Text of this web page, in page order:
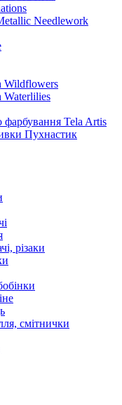
Needlework
Wildflowers
Waterlilies
фарбування Tela Artis
Пухнастик
різаки
смітнички